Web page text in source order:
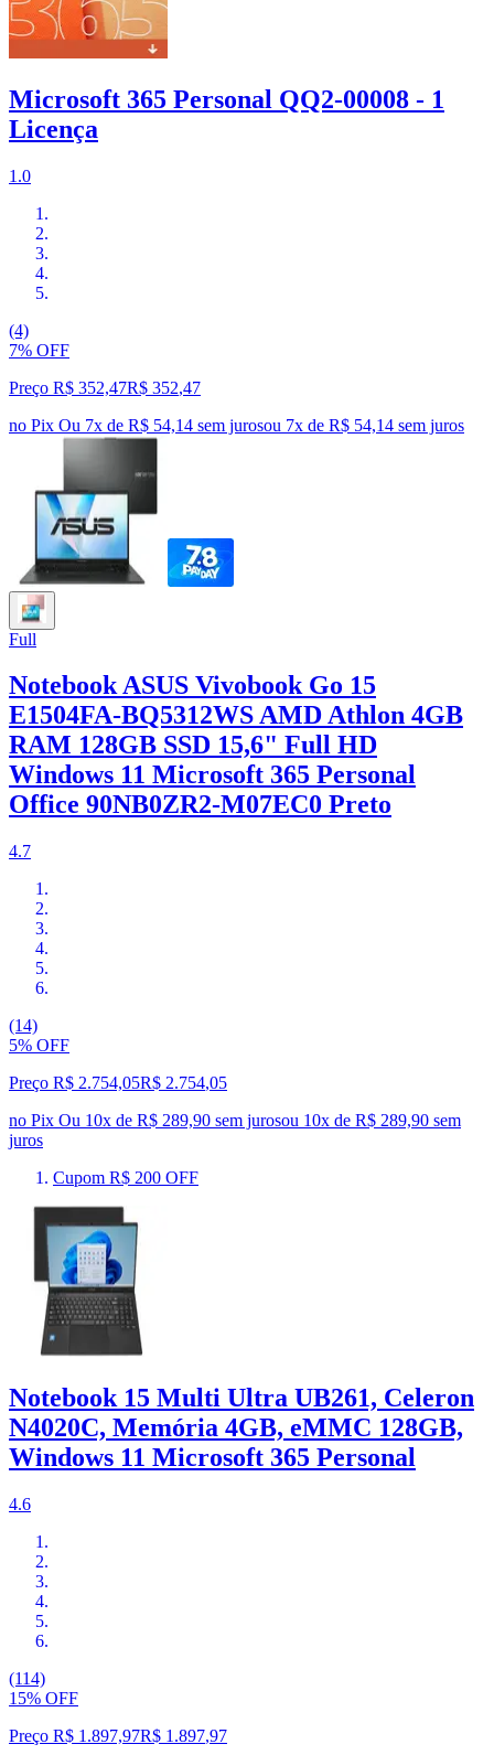
Microsoft 365 Personal QQ2-00008 - 1
Licença
1.0
(4)
7% OFF
Preço R$ 352,47R$ 352,47
no Pix Ou 7x de R$ 54,14 sem jurosou 7x de R$ 54,14 sem juros
Full
Notebook ASUS Vivobook Go 15
E1504FA-BQ5312WS AMD Athlon 4GB
RAM 128GB SSD 15,6" Full HD
Windows 11 Microsoft 365 Personal
Office 90NB0ZR2-M07EC0 Preto
4.7
(14)
5% OFF
Preço R$ 2.754,05R$ 2.754,05
no Pix Ou 10x de R$ 289,90 sem jurosou 10x de R$ 289,90 sem
juros
Cupom R$ 200 OFF
Notebook 15 Multi Ultra UB261, Celeron
N4020C, Memória 4GB, eMMC 128GB,
Windows 11 Microsoft 365 Personal
4.6
(114)
15% OFF
Preço R$ 1.897,97R$ 1.897,97